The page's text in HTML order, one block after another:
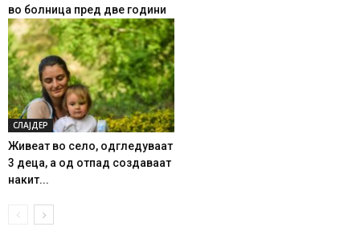
во болница пред две години
СЛАЈДЕР
Живеат во село, одгледуваат
3 деца, а од отпад создаваат
накит...